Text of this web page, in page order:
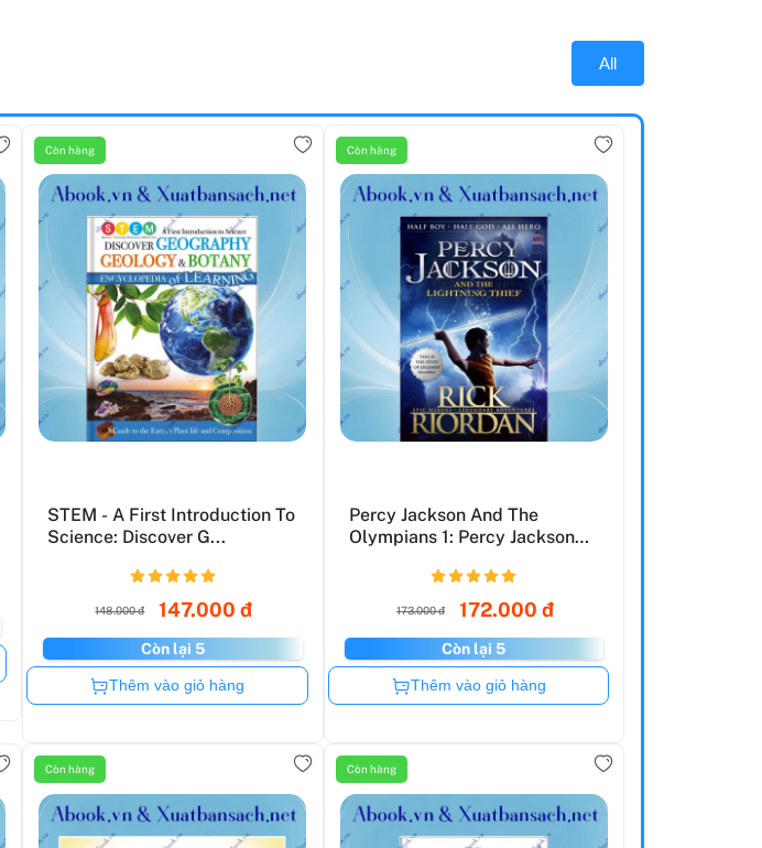
All
Còn hàng
STEM - A First Introduction To
Science: Discover G...
148.000 đ 147.000 đ
Còn lại 5
Còn hàng
Thêm vào giỏ hàng
Còn hàng
Percy Jackson And The
Olympians 1: Percy Jackson
173.000 đ 172.000 đ
Còn lại 5
Còn hàng
Thêm vào giỏ hàng
Còn hàng Còn hàng